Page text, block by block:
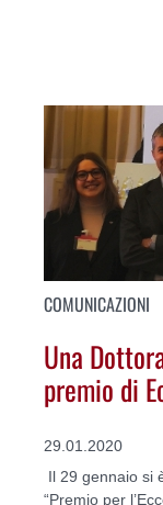
COMUNICAZIONI
Una
premio di
29.01.2020
Il 29 gennaio si
“Premio per